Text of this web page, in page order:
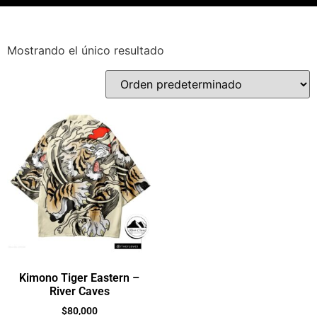
Mostrando el único resultado
Kimono Tiger Eastern –
River Caves
$80,000